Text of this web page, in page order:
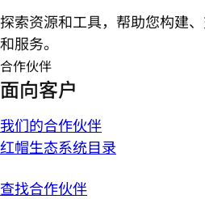
探索资源和工具，帮助您构建
和服务。
合作伙伴
面向客户
我们的合作伙伴
红帽生态系统目录
查找合作伙伴